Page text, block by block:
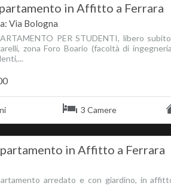
in Affitto a Ferrara
Via Bologna
PER STUDENTI, libero
zona Foro Boario (facoltà di
3 Camere
in Affitto a Ferrara
arredato e con giardino, in